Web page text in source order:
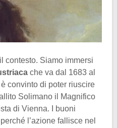
contesto. Siamo immersi
che va dal 1683 al
è convinto di poter riuscire
Solimano il Magnifico
di Vienna. I buoni
l’azione fallisce nel